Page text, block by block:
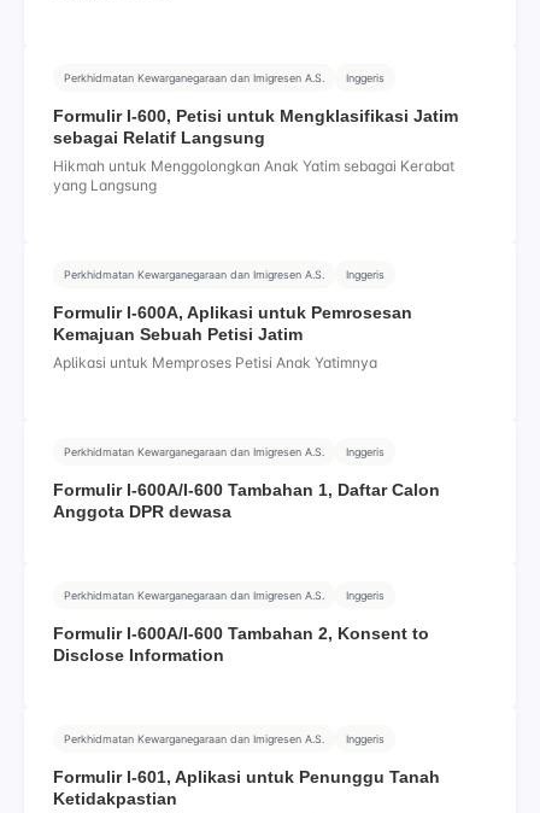
Perkhidmatan Kewarganegaraan dan Imigresen A.S. Inggeris
Formulir I-600, Petisi untuk Mengklasifikasi Jatim
sebagai Relatif Langsung
Hikmah untuk Menggolongkan Anak Yatim sebagai Kerabat
yang Langsung
Perkhidmatan Kewarganegaraan dan Imigresen A.S. Inggeris
Formulir I-600A, Aplikasi untuk Pemrosesan
Kemajuan Sebuah Petisi Jatim
Aplikasi untuk Memproses Petisi Anak Yatimnya
Perkhidmatan Kewarganegaraan dan Imigresen A.S. Inggeris
Formulir I-600A/I-600 Tambahan 1, Daftar Calon
Anggota DPR dewasa
Perkhidmatan Kewarganegaraan dan Imigresen A.S. Inggeris
Formulir I-600A/I-600 Tambahan 2, Konsent to
Disclose Information
Perkhidmatan Kewarganegaraan dan Imigresen A.S. Inggeris
Formulir I-601, Aplikasi untuk Penunggu Tanah
Ketidakpastian